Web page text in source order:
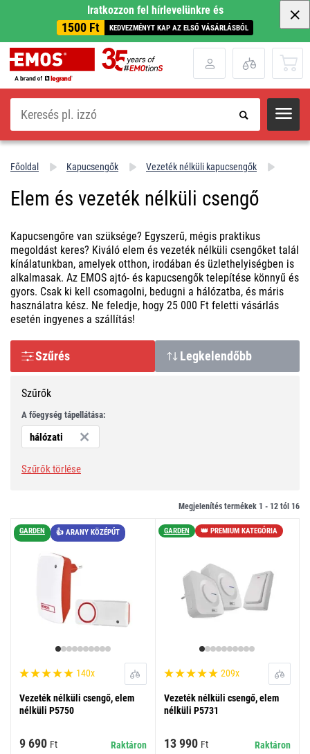
Iratkozzon fel hírlevelünkre és
1500 Ft KEDVEZMÉNYT KAP AZ ELSŐ VÁSÁRLÁSBÓL
Keresés
Főoldal Kapucsengők Vezeték nélküli kapucsengők
Elem és vezeték nélküli csengő
Kapucsengőre van szüksége? Egyszerű, mégis praktikus
megoldást keres? Kiváló elem és vezeték nélküli csengőket talál
kínálatunkban, amelyek otthon, irodában és üzlethelyiségben is
alkalmasak. Az EMOS ajtó- és kapucsengők telepítése könnyű és
gyors. Csak ki kell csomagolni, bedugni a hálózatba, és máris
használatra kész. Ne feledje, hogy 25 000 Ft feletti vásárlás
esetén ingyenes a szállítás!
Szűrés Legkelendőbb
Szűrők
A főegység tápellátása:
hálózati
Szűrők törlése
Megjelenítés termékek 1 - 12 tól 16
GARDEN 👍 ARANY KÖZÉPÚT
140x
Vezeték nélküli csengő, elem
nélküli P5750
9 690 Ft Raktáron
GARDEN 👑 PREMIUM KATEGÓRIA
209x
Vezeték nélküli csengő, elem
nélküli P5731
13 990 Ft Raktáron